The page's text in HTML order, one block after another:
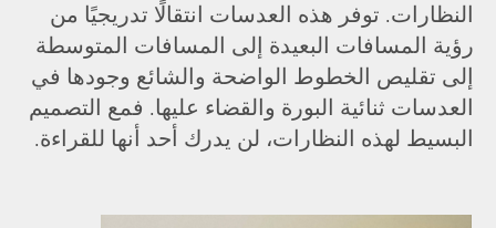
النظارات. توفر هذه العدسات انتقالًا تدريجيًا من
رؤية المسافات البعيدة إلى المسافات المتوسطة
إلى تقليص الخطوط الواضحة والشائع وجودها في
العدسات ثنائية البورة والقضاء عليها. فمع التصميم
البسيط لهذه النظارات، لن يدرك أحد أنها للقراءة.